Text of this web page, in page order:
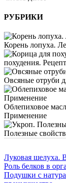
РУБРИКИ
Корень лопуха.
похудения.
Овсяные отруби
Облепиховое
Применение
Полезные
Луковая шелуха.
Роль белков в
Подушки с